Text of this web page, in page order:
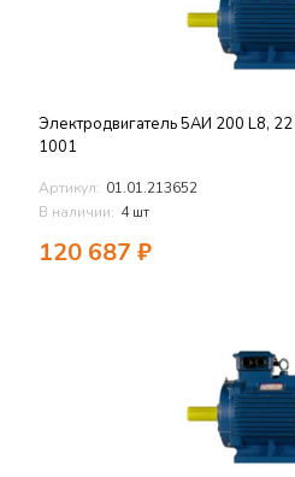
Электродвигатель 5АИ 200 L8,
1001
Артикул: 01.01.213652
В наличии: 4 шт
120 687 ₽